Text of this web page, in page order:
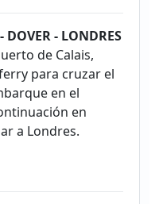
DOVER - LONDRES
de Calais,
para cruzar el
en el
en
a Londres.